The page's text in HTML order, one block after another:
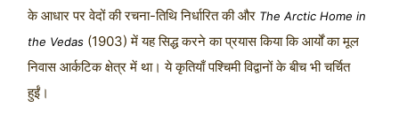
के आधार पर वेदों की रचना-तिथि निर्धारित की और The Arctic Home in
the Vedas (1903) में यह सिद्ध करने का प्रयास किया कि आर्यों का मूल
निवास आर्कटिक क्षेत्र में था। ये कृतियाँ पश्चिमी विद्वानों के बीच भी चर्चित
हुईं।